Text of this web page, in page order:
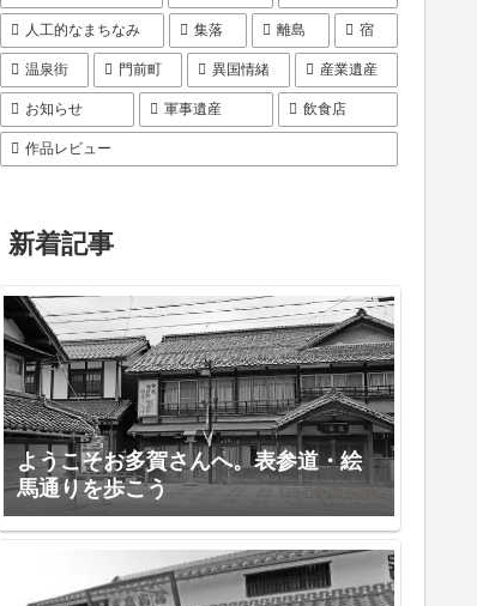
人工的なまちなみ 集落 離島 宿
温泉街 門前町 異国情緒 産業遺産
お知らせ 軍事遺産 飲食店
作品レビュー
新着記事
ようこそお多賀さんへ。表参道・絵
馬通りを歩こう